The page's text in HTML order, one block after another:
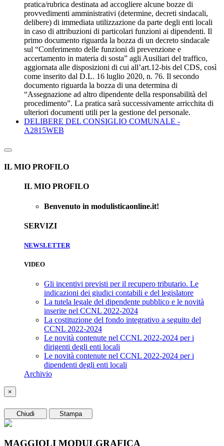
pratica/rubrica destinata ad accogliere alcune bozze di
provvedimenti amministrativi (determine, decreti sindacali,
delibere) di immediata utilizzazione da parte degli enti locali
in caso di attribuzioni di particolari funzioni ai dipendenti. Il
primo documento riguarda la bozza di un decreto sindacale
sul “Conferimento delle funzioni di prevenzione e
accertamento in materia di sosta” agli Ausiliari del traffico,
aggiornata alle disposizioni di cui all’art.12-bis del CDS, così
come inserito dal D.L. 16 luglio 2020, n. 76. Il secondo
documento riguarda la bozza di una determina di
“Assegnazione ad altro dipendente della responsabilità del
procedimento”. La pratica sarà successivamente arricchita di
ulteriori documenti utili per la gestione del personale.
DELIBERE DEL CONSIGLIO COMUNALE -
A2815WEB
IL MIO PROFILO
IL MIO PROFILO
Benvenuto in modulisticaonline.it!
SERVIZI
NEWSLETTER
VIDEO
Gli incentivi previsti per il recupero tributario. Le
indicazioni dei giudici contabili e del legislatore
La tutela legale del dipendente pubblico e le novità
inserite nel CCNL 2022-2024
La costituzione del fondo integrativo a seguito del
CCNL 2022-2024
Le novità contenute nel CCNL 2022-2024 per i
dirigenti degli enti locali
Le novità contenute nel CCNL 2022-2024 per i
dipendenti degli enti locali
Archivio
×
Chiudi Stampa
MAGGIOLI MODULGRAFICA